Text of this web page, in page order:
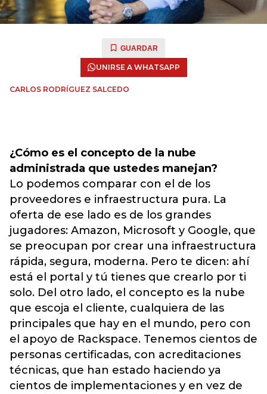
GUARDAR
UNIRSE A WHATSAPP
CARLOS RODRÍGUEZ SALCEDO
¿Cómo es el concepto de la nube
administrada que ustedes manejan?
Lo podemos comparar con el de los
proveedores e infraestructura pura. La
oferta de ese lado es de los grandes
jugadores: Amazon, Microsoft y Google, que
se preocupan por crear una infraestructura
rápida, segura, moderna. Pero te dicen: ahí
está el portal y tú tienes que crearlo por ti
solo. Del otro lado, el concepto es la nube
que escoja el cliente, cualquiera de las
principales que hay en el mundo, pero con
el apoyo de Rackspace. Tenemos cientos de
personas certificadas, con acreditaciones
técnicas, que han estado haciendo ya
cientos de implementaciones y en vez de